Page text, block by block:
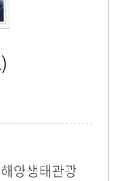
양생태관광